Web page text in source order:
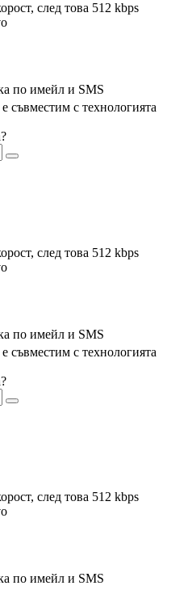
след това 512 kbps
по имейл и SMS
съвместим с технологията
след това 512 kbps
по имейл и SMS
съвместим с технологията
след това 512 kbps
по имейл и SMS